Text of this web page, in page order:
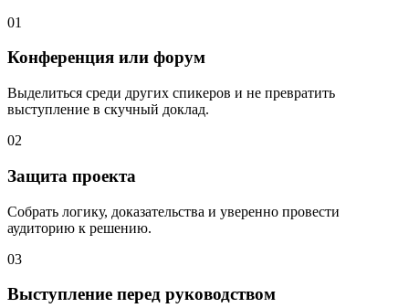
01
Конференция или форум
Выделиться среди других спикеров и не превратить
выступление в скучный доклад.
02
Защита проекта
Собрать логику, доказательства и уверенно провести
аудиторию к решению.
03
Выступление перед руководством